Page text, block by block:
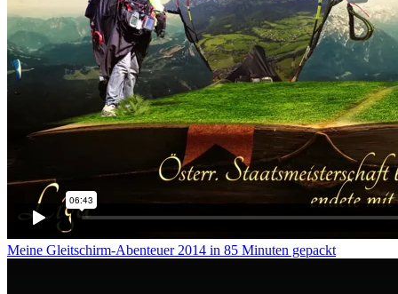
Meine Gleitschirm-Abenteuer 2014 in 85 Minuten gepackt